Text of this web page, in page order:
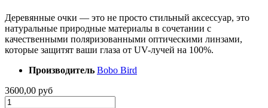
Деревянные очки — это не просто стильный аксессуар, это
натуральные природные материалы в сочетании с
качественными поляризованными оптическими линзами,
которые защитят ваши глаза от UV-лучей на 100%.
Производитель Bobo Bird
3600,00 руб